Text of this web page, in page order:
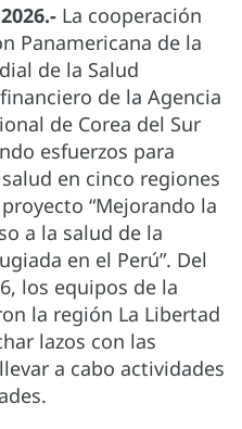
La cooperación
Panamericana de la
de la Salud
de la Agencia
de Corea del Sur
esfuerzos para
en cinco regiones
“Mejorando la
a la salud de la
en el Perú”. Del
los equipos de la
la región La Libertad
lazos con las
a cabo actividades